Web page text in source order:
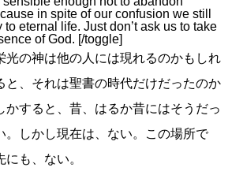
in spite of our confusion we still
to eternal life. Just don’t ask us to take
of God. [/toggle]
光の神は他の人には現れるのかもしれ
と、それは聖書の時代だけだったのか
かすると、昔、はるか昔にはそうだっ
。しかし現在は、ない。この場所で
も、ない。